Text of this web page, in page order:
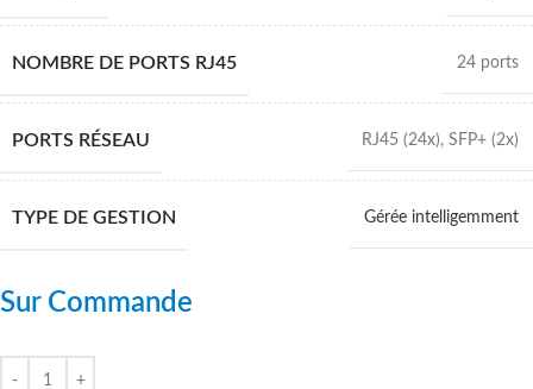
NOMBRE DE PORTS RJ45 24 ports
PORTS RÉSEAU RJ45 (24x), SFP+ (2x)
TYPE DE GESTION Gérée intelligemment
Sur Commande